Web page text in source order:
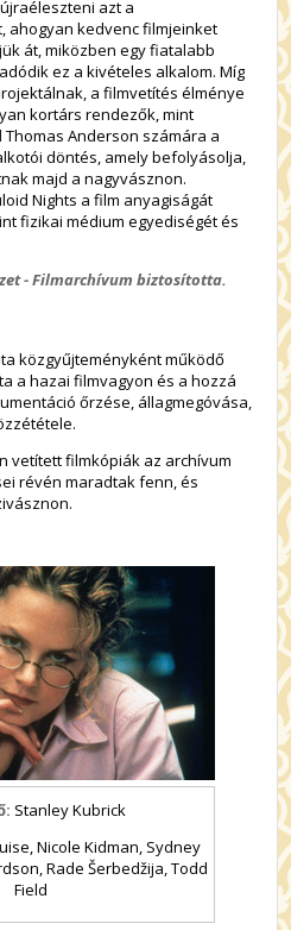
azt a
ahogyan kedvenc filmjeinket
át, miközben egy fiatalabb
ez a kivételes alkalom. Míg
a filmvetítés élménye
kortárs rendezők, mint
Anderson számára a
döntés, amely befolyásolja,
majd a nagyvásznon.
Nights a film anyagiságát
fizikai médium egyediségét és
- Filmarchívum biztosította.
közgyűjteményként működő
a hazai filmvagyon és a hozzá
őrzése, állagmegóvása,
vetített filmkópiák az archívum
révén maradtak fenn, és
Stanley Kubrick
Nicole Kidman, Sydney
Rade Šerbedžija, Todd
Field